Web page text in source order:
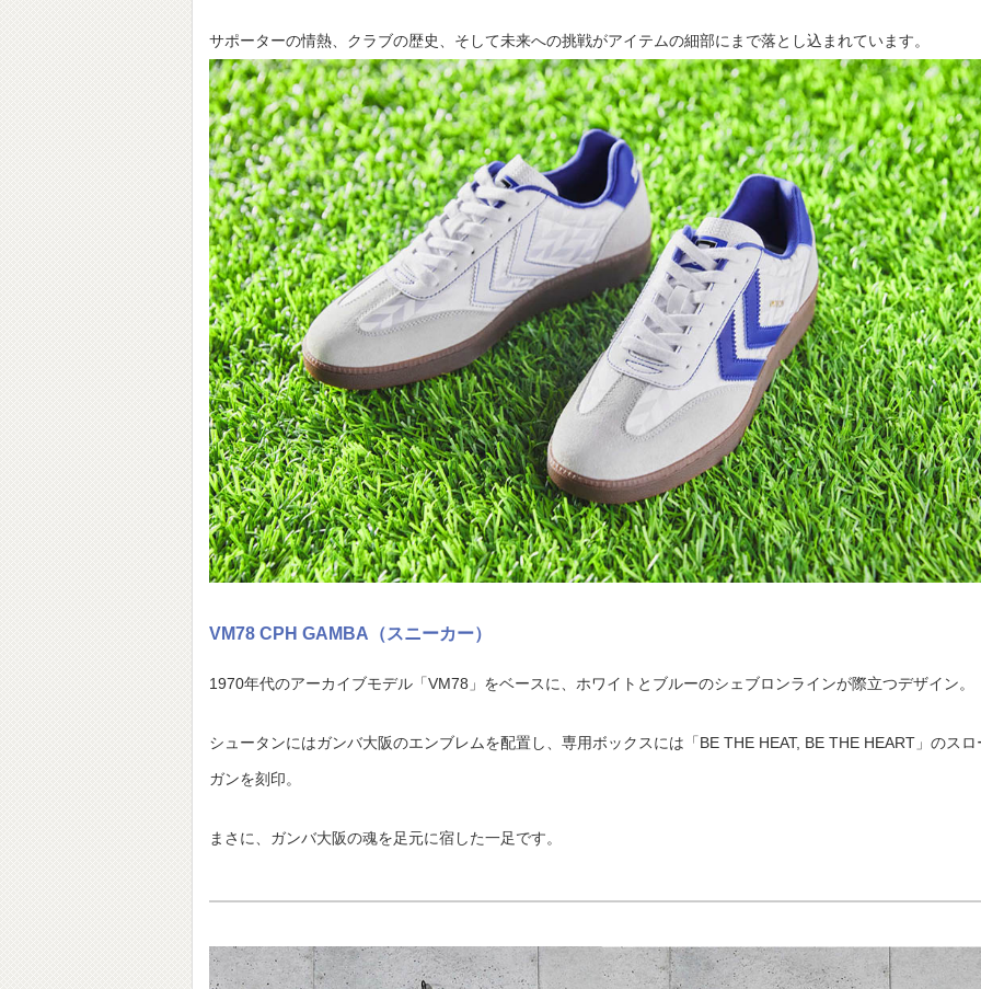
サポーターの情熱、クラブの歴史、そして未来への挑戦がアイテムの細部にまで落とし込まれています。
VM78 CPH GAMBA（スニーカー）
1970年代のアーカイブモデル「VM78」をベースに、ホワイトとブルーのシェブロンラインが際立つデザイン。
シュータンにはガンバ大阪のエンブレムを配置し、専用ボックスには「BE THE HEAT, BE THE HEART」のスロ
ガンを刻印。
まさに、ガンバ大阪の魂を足元に宿した一足です。